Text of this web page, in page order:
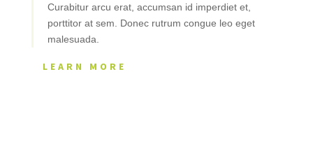
Curabitur arcu erat, accumsan id imperdiet et,
porttitor at sem. Donec rutrum congue leo eget
malesuada.
LEARN MORE